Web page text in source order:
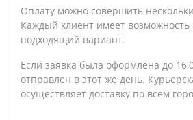
Оплату можно совершить
Каждый клиент имеет возможность
подходящий вариант.
Если заявка была оформлена до
отправлен в этот же день.
осуществляет доставку по всем